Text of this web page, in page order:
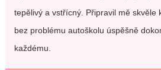
tepělivý a vstřícný. Připravil mě skvěle
bez problému autoškolu úspěšně
každému.